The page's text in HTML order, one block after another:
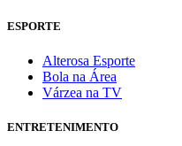
ESPORTE
Alterosa Esporte
Bola na Área
Várzea na TV
ENTRETENIMENTO